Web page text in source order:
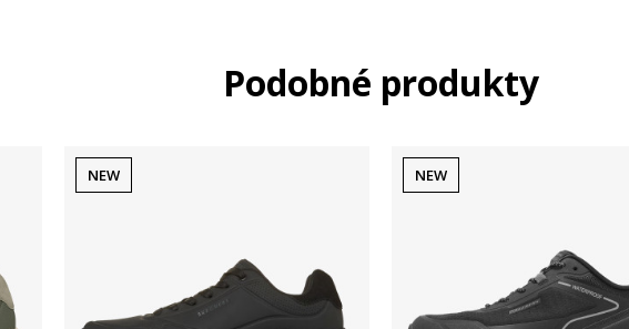
Podobné produkty
NEW NEW